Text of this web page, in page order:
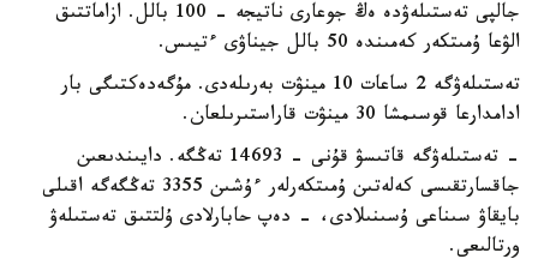
جالپى تەستىلەۋدە ەڭ جوعارى ناتيجە - 100 بالل. ازاماتتىق
الۋعا ۇمىتكەر كەمىندە 50 بالل جيناۋى ءتيىس.
تەستىلەۋگە 2 ساعات 10 مينۋت بەرىلەدى. مۇگەدەكتىگى بار
ادامدارعا قوسىمشا 30 مينۋت قاراستىرىلعان.
- تەستىلەۋگە قاتىسۋ قۇنى - 14693 تەڭگە. دايىندىعىن
جاقسارتقىسى كەلەتىن ۇمىتكەرلەر ءۇشىن 3355 تەڭگەگە اقىلى
بايقاۋ سىناعى ۇسىنىلادى، - دەپ حابارلادى ۇلتتىق تەستىلەۋ
ورتالىعى.